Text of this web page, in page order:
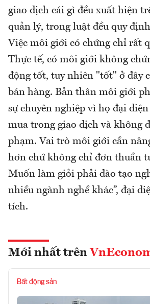
giao dịch cái gì đều xuất hiện
quản lý, trong luật đều quy
Việc môi giới có chứng chỉ rất
Thực tế, có môi giới không
động tốt, tuy nhiên "tốt" ở đây
bán hàng. Bản thân môi giới
sự chuyên nghiệp vì họ đại
mua trong giao dịch và không
phạm. Vai trò môi giới cần
hơn chứ không chỉ đơn thuần
Muốn làm giỏi phải đào tạo
nhiều ngành nghề khác”, đại
tích.
Mới nhất trên
Bất động sản